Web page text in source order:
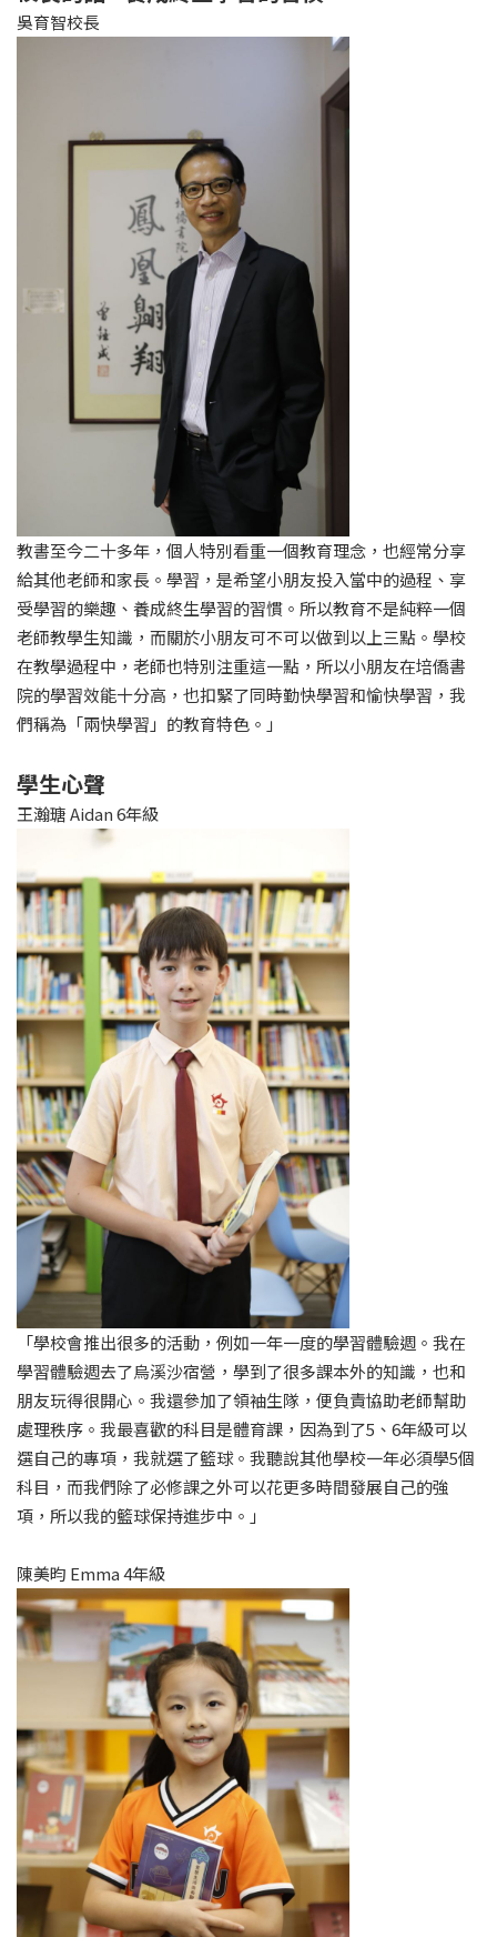
吳育智校長
教書至今二十多年，個人特別看重一個教育理念，也經常分享
給其他老師和家長。學習，是希望小朋友投入當中的過程、享
受學習的樂趣、養成終生學習的習慣。所以教育不是純粹一個
老師教學生知識，而關於小朋友可不可以做到以上三點。學校
在教學過程中，老師也特別注重這一點，所以小朋友在培僑書
院的學習效能十分高，也扣緊了同時勤快學習和愉快學習，我
們稱為「兩快學習」的教育特色。」
學生心聲
王瀚瑭 Aidan 6年級
「學校會推出很多的活動，例如一年一度的學習體驗週。我在
學習體驗週去了烏溪沙宿營，學到了很多課本外的知識，也和
朋友玩得很開心。我還參加了領袖生隊，便負責協助老師幫助
處理秩序。我最喜歡的科目是體育課，因為到了5、6年級可以
選自己的專項，我就選了籃球。我聽說其他學校一年必須學5個
科目，而我們除了必修課之外可以花更多時間發展自己的強
項，所以我的籃球保持進步中。」
陳美昀 Emma 4年級